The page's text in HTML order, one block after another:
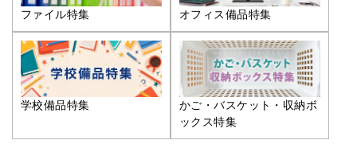
ファイル特集 オフィス備品特集
学校備品特集
かご・バスケット・収納ボ
ックス特集